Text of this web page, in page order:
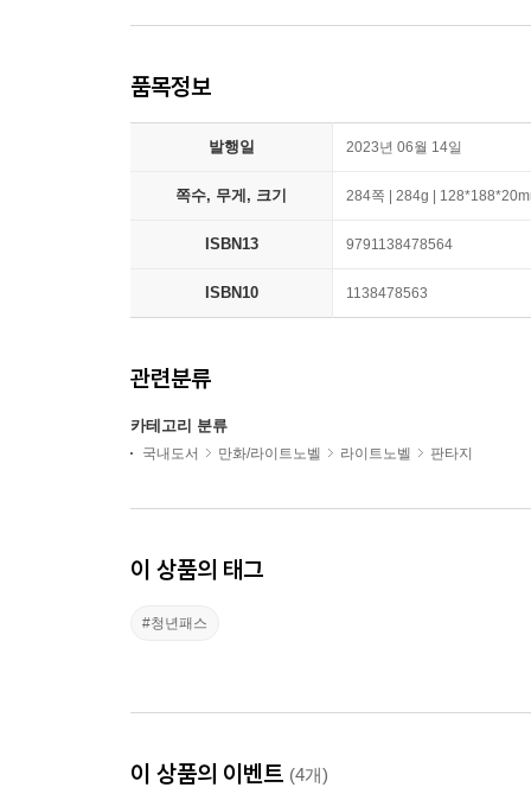
품목정보
발행일 2023년 06월 14일
쪽수, 무게, 크기 284쪽 | 284g |
ISBN13 9791138478564
ISBN10 1138478563
관련분류
카테고리 분류
국내도서 만화/라이트노벨 라이트노벨 판타지
이 상품의 태그
#청년패스
이 상품의 이벤트 (4개)